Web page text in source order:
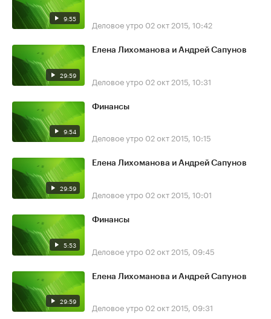
9:55 Деловое утро 02 окт 2015, 10:42
29:59
Елена Лихоманова и Андрей Сапунов
Деловое утро 02 окт 2015, 10:31
9:54
Финансы
Деловое утро 02 окт 2015, 10:15
29:59
Елена Лихоманова и Андрей Сапунов
Деловое утро 02 окт 2015, 10:01
5:53
Финансы
Деловое утро 02 окт 2015, 09:45
29:59
Елена Лихоманова и Андрей Сапунов
Деловое утро 02 окт 2015, 09:31